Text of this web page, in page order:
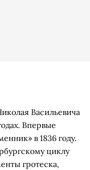
Васильевича
Впервые
в 1836 году.
циклу
гротеска,